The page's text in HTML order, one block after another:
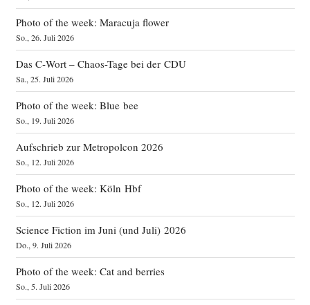
Photo of the week: Maracuja flower
So., 26. Juli 2026
Das C‑Wort – Chaos-Tage bei der CDU
Sa., 25. Juli 2026
Photo of the week: Blue bee
So., 19. Juli 2026
Aufschrieb zur Metropolcon 2026
So., 12. Juli 2026
Photo of the week: Köln Hbf
So., 12. Juli 2026
Science Fiction im Juni (und Juli) 2026
Do., 9. Juli 2026
Photo of the week: Cat and berries
So., 5. Juli 2026